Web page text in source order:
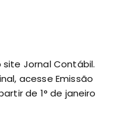
Jornal Contábil.
acesse Emissão
de 1° de janeiro